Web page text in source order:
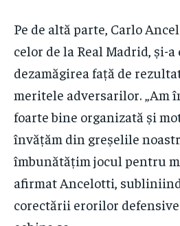
Pe de altă parte, Carlo
celor de la Real Madrid, și-
dezamăgirea față de
meritele adversarilor. „Am
foarte bine organizată și
învățăm din greșelile
îmbunătățim jocul pentru
afirmat Ancelotti,
corectării erorilor